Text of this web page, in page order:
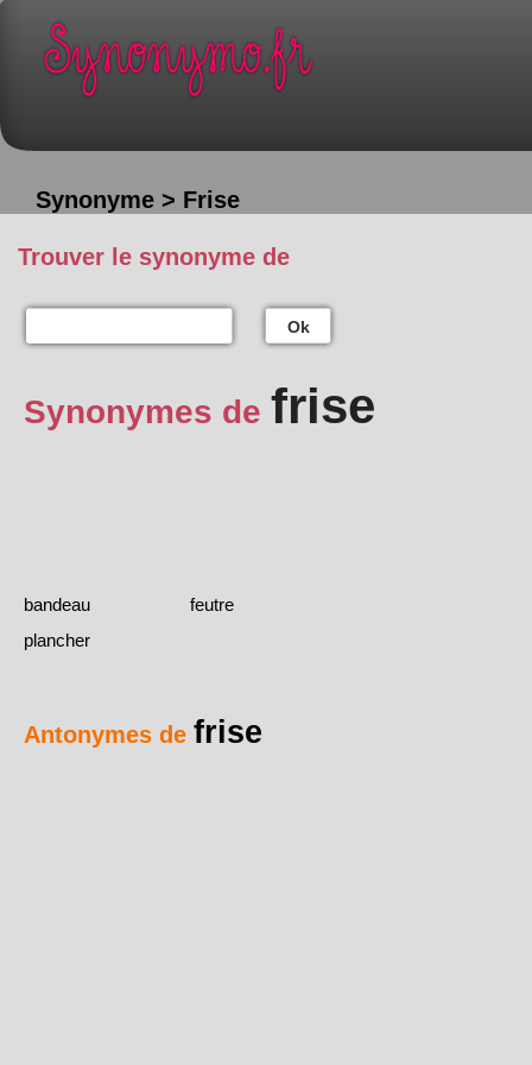
Synonyme > Frise
Trouver le synonyme de
Ok
Synonymes de frise
bandeau
feutre
plancher
Antonymes de frise